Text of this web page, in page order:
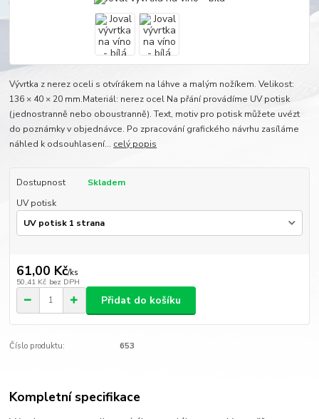
Vývrtka z nerez oceli s otvírákem na láhve a malým nožíkem. Velikost:
136 × 40 × 20 mm.Materiál: nerez ocel Na přání provádíme UV potisk
(jednostranně nebo oboustranně). Text, motiv pro potisk můžete uvézt
do poznámky v objednávce. Po zpracování grafického návrhu zasíláme
náhled k odsouhlasení... celý popis
Dostupnost
Skladem
UV potisk
61,00 Kč/ks
50,41 Kč bez DPH
Přidat do košíku
Číslo produktu: 653
Kompletní specifikace